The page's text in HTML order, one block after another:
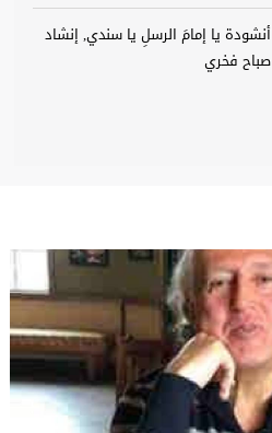
أنشودة يا إمامَ الرسلِ يا سندي, إنشاد
صباح فخري